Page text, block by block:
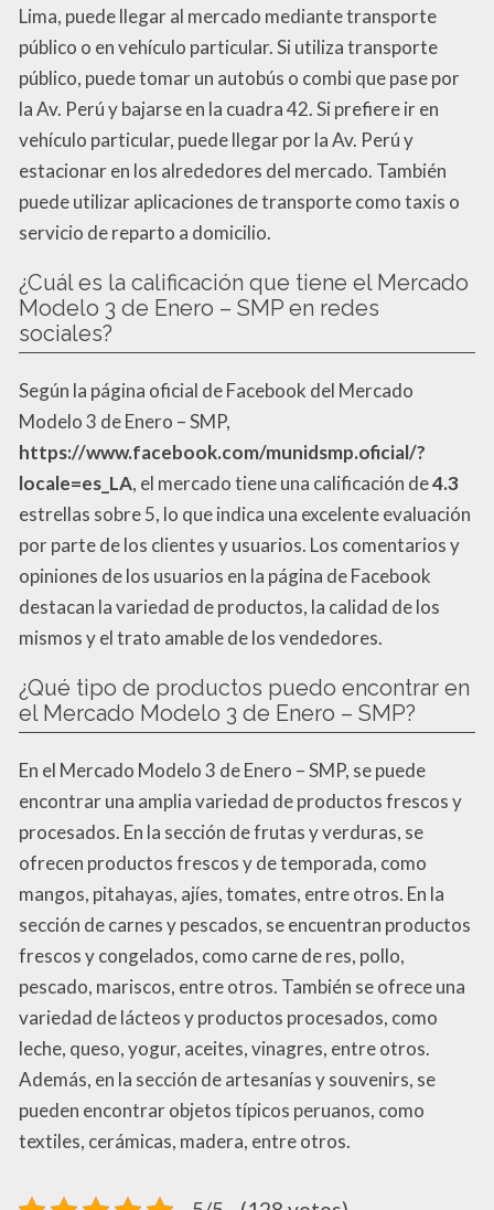
Lima, puede llegar al mercado mediante transporte
público o en vehículo particular. Si utiliza transporte
público, puede tomar un autobús o combi que pase por
la Av. Perú y bajarse en la cuadra 42. Si prefiere ir en
vehículo particular, puede llegar por la Av. Perú y
estacionar en los alrededores del mercado. También
puede utilizar aplicaciones de transporte como taxis o
servicio de reparto a domicilio.
¿Cuál es la calificación que tiene el Mercado
Modelo 3 de Enero – SMP en redes
sociales?
Según la página oficial de Facebook del Mercado
Modelo 3 de Enero – SMP,
https://www.facebook.com/munidsmp.oficial/?
locale=es_LA, el mercado tiene una calificación de4.3
estrellas sobre 5, lo que indica una excelente evaluación
por parte de los clientes y usuarios. Los comentarios y
opiniones de los usuarios en la página de Facebook
destacan la variedad de productos, la calidad de los
mismos y el trato amable de los vendedores.
¿Qué tipo de productos puedo encontrar en
el Mercado Modelo 3 de Enero – SMP?
En el Mercado Modelo 3 de Enero – SMP, se puede
encontrar una amplia variedad de productos frescos y
procesados. En la sección de frutas y verduras, se
ofrecen productos frescos y de temporada, como
mangos, pitahayas, ajíes, tomates, entre otros. En la
sección de carnes y pescados, se encuentran productos
frescos y congelados, como carne de res, pollo,
pescado, mariscos, entre otros. También se ofrece una
variedad de lácteos y productos procesados, como
leche, queso, yogur, aceites, vinagres, entre otros.
Además, en la sección de artesanías y souvenirs, se
pueden encontrar objetos típicos peruanos, como
textiles, cerámicas, madera, entre otros.